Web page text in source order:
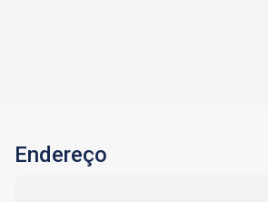
Endereço